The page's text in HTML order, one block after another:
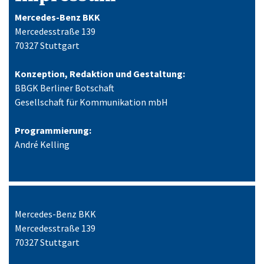
Mercedes-Benz BKK
Mercedesstraße 139
70327 Stuttgart
Konzeption, Redaktion und Gestaltung:
BBGK Berliner Botschaft
Gesellschaft für Kommunikation mbH
Programmierung:
André Kelling
Mercedes-Benz BKK
Mercedesstraße 139
70327 Stuttgart